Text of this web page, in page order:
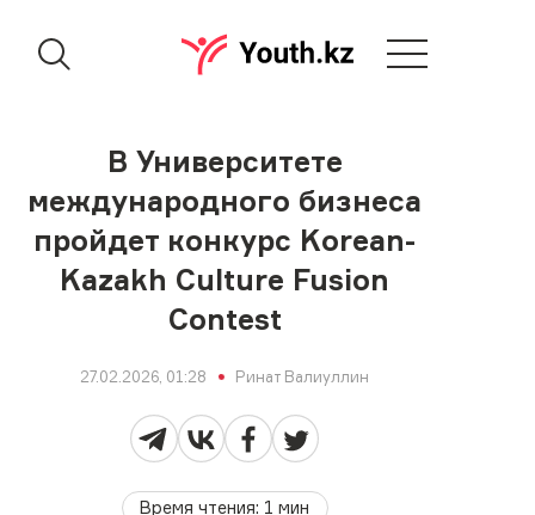
В Университете
международного бизнеса
пройдет конкурс Korean-
Kazakh Culture Fusion
Contest
27.02.2026, 01:28 Ринат Валиуллин
Время чтения: 1 мин